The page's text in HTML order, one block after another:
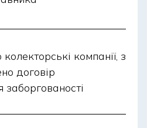
компанії, з
договір